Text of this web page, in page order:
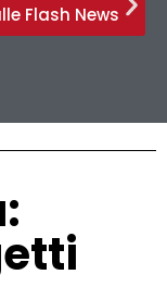
Flash News